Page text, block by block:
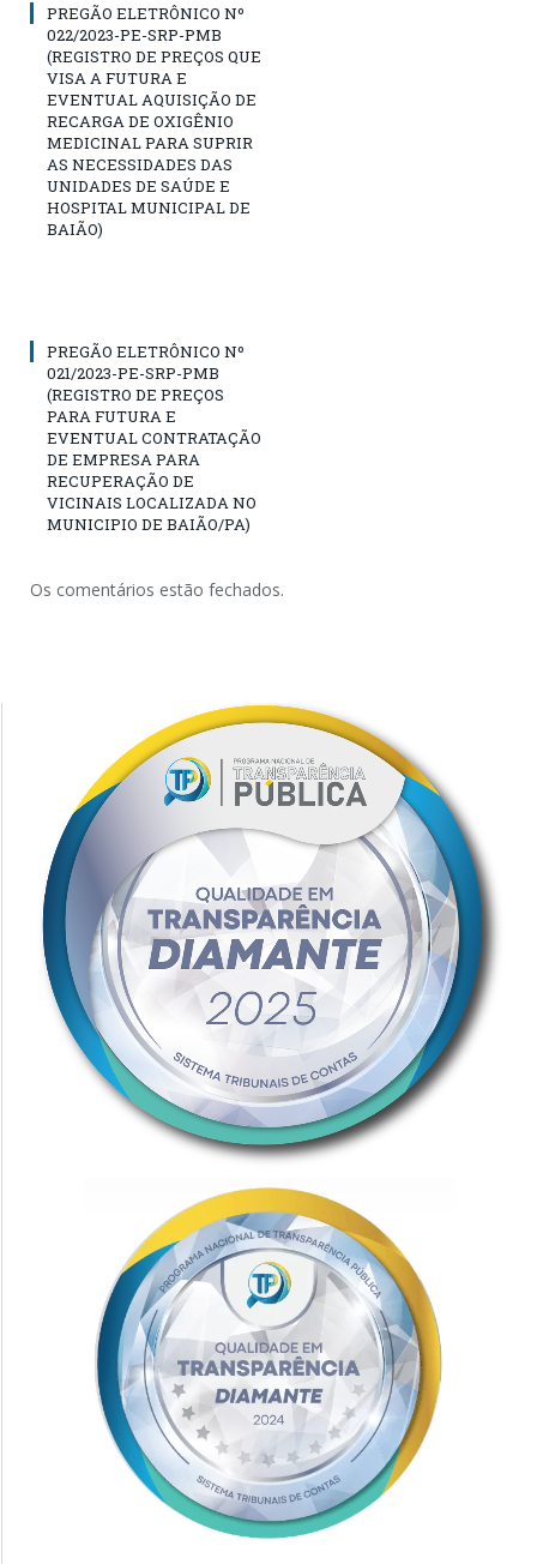
PREGÃO ELETRÔNICO Nº
022/2023-PE-SRP-PMB
(REGISTRO DE PREÇOS QUE
VISA A FUTURA E
EVENTUAL AQUISIÇÃO DE
RECARGA DE OXIGÊNIO
MEDICINAL PARA SUPRIR
AS NECESSIDADES DAS
UNIDADES DE SAÚDE E
HOSPITAL MUNICIPAL DE
BAIÃO)
PREGÃO ELETRÔNICO Nº
021/2023-PE-SRP-PMB
(REGISTRO DE PREÇOS
PARA FUTURA E
EVENTUAL CONTRATAÇÃO
DE EMPRESA PARA
RECUPERAÇÃO DE
VICINAIS LOCALIZADA NO
MUNICIPIO DE BAIÃO/PA)
Os comentários estão fechados.